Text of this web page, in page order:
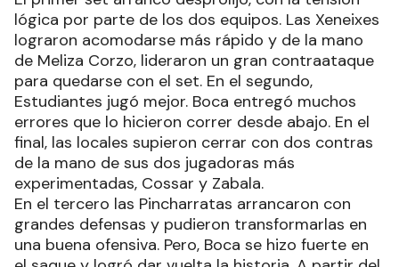
lógica por parte de los dos equipos. Las Xeneixes
lograron acomodarse más rápido y de la mano
de Meliza Corzo, lideraron un gran contraataque
para quedarse con el set. En el segundo,
Estudiantes jugó mejor. Boca entregó muchos
errores que lo hicieron correr desde abajo. En el
final, las locales supieron cerrar con dos contras
de la mano de sus dos jugadoras más
experimentadas, Cossar y Zabala.
En el tercero las Pincharratas arrancaron con
grandes defensas y pudieron transformarlas en
una buena ofensiva. Pero, Boca se hizo fuerte en